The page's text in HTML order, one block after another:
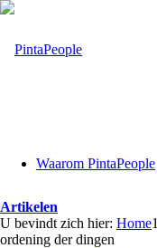
Waarom PintaPeople
Artikelen
U bevindt zich hier: Home1
ordening der dingen